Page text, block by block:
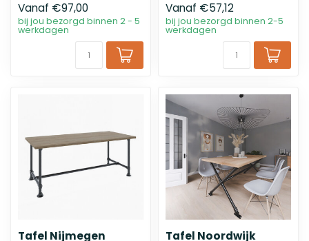
Vanaf €97,00
bij jou bezorgd binnen 2 - 5
werkdagen
Vanaf €57,12
bij jou bezorgd binnen 2-5
werkdagen
Tafel Nijmegen Tafel Noordwijk